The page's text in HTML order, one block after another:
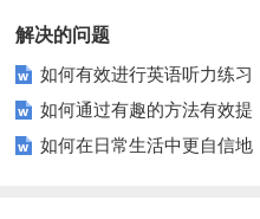
解决的问题
如何有效进行英语听力练习
以快速提升？
如何通过有趣的方法有效提
升英语拼写水平？
如何在日常生活中更自信地